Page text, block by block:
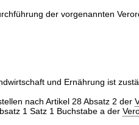
der vorgenannten
und Ernährung ist
nach Artikel 28 Absatz 2 der
1 Satz 1 Buchstabe a der